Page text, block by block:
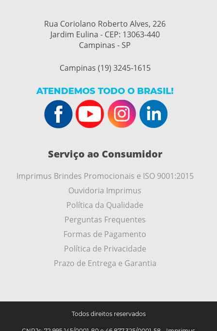
Rua Coriolano Roberto Alves, 226
Jardim Eulina - CEP: 13063-440
Campinas - SP
Campinas (19) 3245-1615
ATENDEMOS TODO O BRASIL!
Serviço ao Consumidor
Imprimus Brindes Promocionais e ISO 9001:2015
Ouvidoria Imprimus
Política da Qualidade
Perguntas Frequentes
Formas de Pagamento
Política de Privacidade
Prazo de Entrega e Garantia
Todos direitos reservados